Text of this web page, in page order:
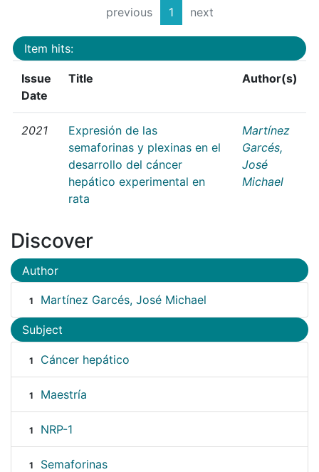
previous 1 next
Item hits:
Issue
Date
Title Author(s)
2021
Expresión de las
semaforinas y plexinas en el
desarrollo del cáncer
hepático experimental en
rata
Martínez
Garcés,
José
Michael
Discover
Author
1 Martínez Garcés, José Michael
Subject
1 Cáncer hepático
1 Maestría
1 NRP-1
1 Semaforinas